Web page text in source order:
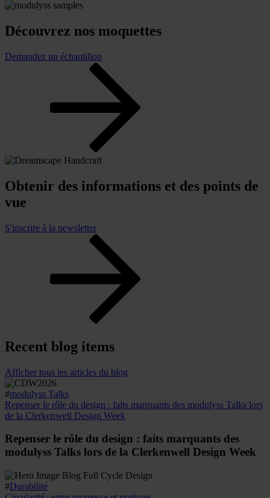
Découvrez nos moquettes
Demandez un échantillon
Obtenir des informations et des points de
vue
S'inscrire à la newsletter
Recent blog items
Afficher tous les articles du blog
#modulyss Talks
Repenser le rôle du design : faits marquants des modulyss Talks lors
de la Clerkenwell Design Week
Repenser le rôle du design : faits marquants des
modulyss Talks lors de la Clerkenwell Design Week
#Durabilité